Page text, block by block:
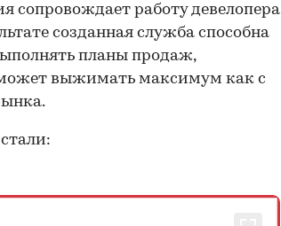
сопровождает работу девелопера
созданная служба способна
планы продаж,
выжимать максимум как с